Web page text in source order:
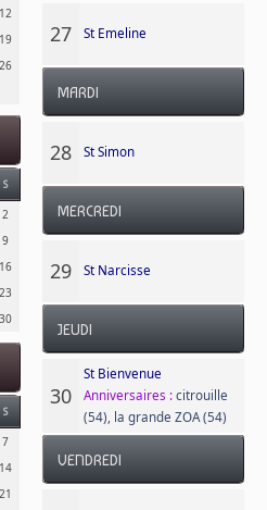
12
19
26
S
2
9
16
23
30
S
7
14
21
27 St Emeline
MARDI
28 St Simon
MERCREDI
29 St Narcisse
JEUDI
30
St Bienvenue
Anniversaires : citrouille
(54)
la grande ZOA (54)
VENDREDI